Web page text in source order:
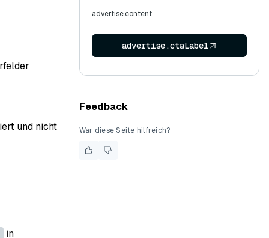
und nicht
in
advertise.content
advertise.ctaLabel
Feedback
War diese Seite hilfreich?